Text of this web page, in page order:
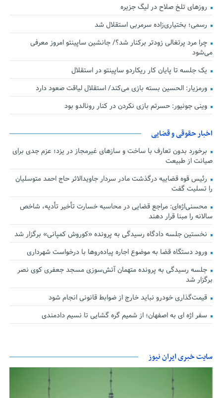
روزهای تلخ صلاح در لیگ جزیره
رسمی؛ بختیاری‌زاده سرمربی استقلال شد
چرا مرد پرتغالی زودتر برکنار شد؟/ جانشین ساپینتو امروز معرفی
می‌شود
یک جلسه تا پایان کار ریکاردو ساپینتو در استقلال
ورمزیار: الحسین بسته بازی می‌کند/ استقلال لیاقت صعود دارد
وینی جونیور: حسرتم بازی نکردن در کنار رونالدو بود
اخبار حقوقی و قضایی
برخورد بدون تعارف با ساخت‌ و سازهای غیرمجاز در یزد؛ عزم جدی برای
صیانت از طبیعت
رئیس قوه قضاییه درگذشت مادر سردار جاویدالاثر حاج احمد متوسلیان
را تسلیت گفت
محسنی‌اژه‌ای: مراجع قضایی در محاسبه خسارت تأخیر تأدیه، شاخص
سالانه را مبنا قرار دهند
نخستین جلسه دادگاه رسیدگی به پرونده «کوروش کمپانی» برگزار شد
ورود دستگاه قضا به موضوع اجاره پیاده‌روها با درخواست شهرداری
جلسه رسیدگی به پرونده متهمان آتش‌سوزی مسجد جعفری کوی نصر
برگزار شد
قیمت‌گذاری خودرو نباید خارج از ضوابط قانونی انجام شود
سفر اژه ای به اصفهان؛ از شمیم گره گشایی تا نسیم دادمندی
سایت خبری ایران نیوز